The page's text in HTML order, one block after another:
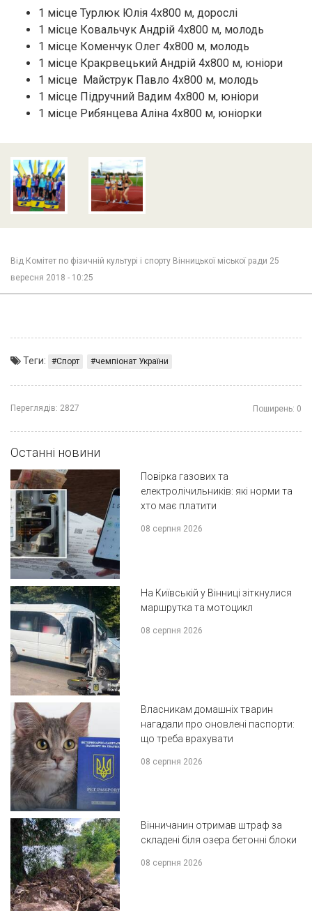
1 місце Турлюк Юлія 4х800 м, дорослі
1 місце Ковальчук Андрій 4х800 м, молодь
1 місце Коменчук Олег 4х800 м, молодь
1 місце Кракрвецький Андрій 4х800 м, юніори
1 місце Майструк Павло 4х800 м, молодь
1 місце Підручний Вадим 4х800 м, юніори
1 місце Рибянцева Аліна 4х800 м, юніорки
Від Комітет по фізичній культурі і спорту Вінницької міської ради 25
вересня 2018 - 10:25
Теги: Спорт чемпіонат України
Переглядів: 2827 Поширень: 0
Останні новини
Повірка газових та
електролічильників: які норми та
хто має платити
08 серпня 2026
На Київській у Вінниці зіткнулися
маршрутка та мотоцикл
08 серпня 2026
Власникам домашніх тварин
нагадали про оновлені паспорти:
що треба врахувати
08 серпня 2026
Вінничанин отримав штраф за
складені біля озера бетонні блоки
08 серпня 2026